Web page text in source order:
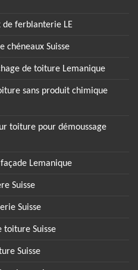
ferblanterie LE
chéneaux Suisse
de toiture Lemanique
sans produit chimique
toiture pour démoussage
Lemanique
Suisse
Suisse
toiture Suisse
Suisse